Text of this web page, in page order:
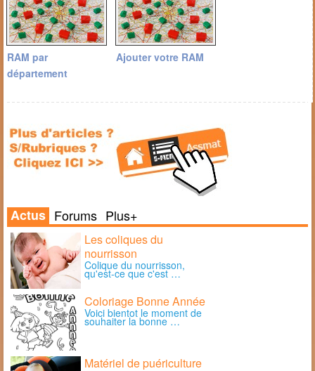
RAM par
département
Ajouter votre RAM
Actus Forums Plus+
Les coliques du
nourrisson
Colique du nourrisson,
qu'est-ce que c'est …
Coloriage Bonne Année
Voici bientot le moment de
souhaiter la bonne …
Matériel de puériculture